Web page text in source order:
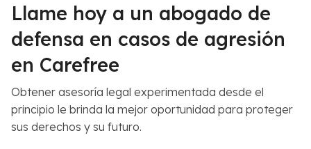
Llame hoy a un abogado de
defensa en casos de agresión
en Carefree
Obtener asesoría legal experimentada desde el
principio le brinda la mejor oportunidad para proteger
sus derechos y su futuro.